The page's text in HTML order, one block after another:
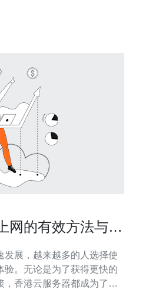
网的有效方法与技
发展，越来越多的人选择使
验。无论是为了获得更快的
香港云服务器都成为了很